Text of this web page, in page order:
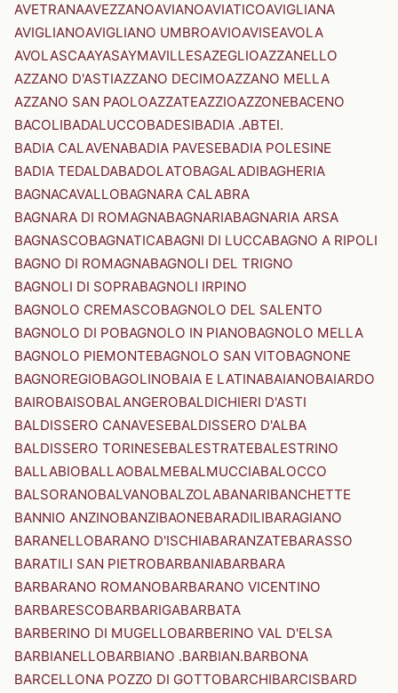
AVETRANAAVEZZANOAVIANOAVIATICOAVIGLIANA
AVIGLIANOAVIGLIANO UMBROAVIOAVISEAVOLA
AVOLASCAAYASAYMAVILLESAZEGLIOAZZANELLO
AZZANO D'ASTIAZZANO DECIMOAZZANO MELLA
AZZANO SAN PAOLOAZZATEAZZIOAZZONEBACENO
BACOLIBADALUCCOBADESIBADIA .ABTEI.
BADIA CALAVENABADIA PAVESEBADIA POLESINE
BADIA TEDALDABADOLATOBAGALADIBAGHERIA
BAGNACAVALLOBAGNARA CALABRA
BAGNARA DI ROMAGNABAGNARIABAGNARIA ARSA
BAGNASCOBAGNATICABAGNI DI LUCCABAGNO A RIPOLI
BAGNO DI ROMAGNABAGNOLI DEL TRIGNO
BAGNOLI DI SOPRABAGNOLI IRPINO
BAGNOLO CREMASCOBAGNOLO DEL SALENTO
BAGNOLO DI POBAGNOLO IN PIANOBAGNOLO MELLA
BAGNOLO PIEMONTEBAGNOLO SAN VITOBAGNONE
BAGNOREGIOBAGOLINOBAIA E LATINABAIANOBAIARDO
BAIROBAISOBALANGEROBALDICHIERI D'ASTI
BALDISSERO CANAVESEBALDISSERO D'ALBA
BALDISSERO TORINESEBALESTRATEBALESTRINO
BALLABIOBALLAOBALMEBALMUCCIABALOCCO
BALSORANOBALVANOBALZOLABANARIBANCHETTE
BANNIO ANZINOBANZIBAONEBARADILIBARAGIANO
BARANELLOBARANO D'ISCHIABARANZATEBARASSO
BARATILI SAN PIETROBARBANIABARBARA
BARBARANO ROMANOBARBARANO VICENTINO
BARBARESCOBARBARIGABARBATA
BARBERINO DI MUGELLOBARBERINO VAL D'ELSA
BARBIANELLOBARBIANO .BARBIAN.BARBONA
BARCELLONA POZZO DI GOTTOBARCHIBARCISBARD